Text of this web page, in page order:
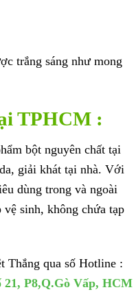
trắng sáng như mong
TPHCM :
bột nguyên chất tại
giải khát tại nhà. Với
dùng trong và ngoài
sinh, không chứa tạp
Thắng qua số Hotline :
21, P8,Q.Gò Vấp, HCM